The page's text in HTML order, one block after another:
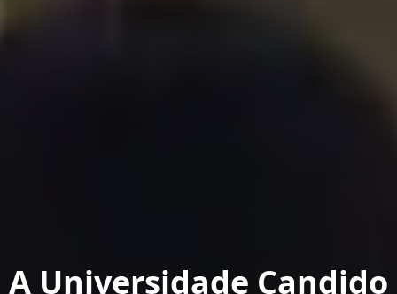
A Universidade Candido